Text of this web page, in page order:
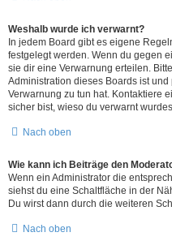
Weshalb wurde ich verwarnt?
In jedem Board gibt es eigene
festgelegt werden. Wenn du gegen
sie dir eine Verwarnung erteilen.
Administration dieses Boards ist
Verwarnung zu tun hat. Kontaktiere
sicher bist, wieso du verwarnt
Nach oben
Wie kann ich Beiträge den
Wenn ein Administrator die
siehst du eine Schaltfläche in der
Du wirst dann durch die weiteren
Nach oben